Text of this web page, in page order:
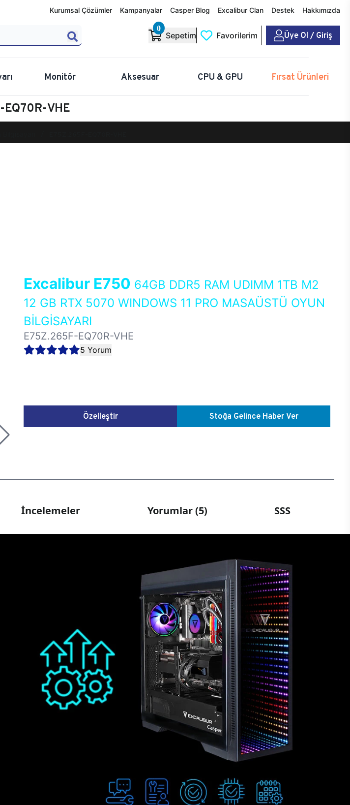
Kurumsal Çözümler Kampanyalar Casper Blog Excalibur Clan Destek Hakkımızda
0
Sepetim Favorilerim Üye Ol / Giriş
Monitör Aksesuar CPU & GPU Fırsat Ürünleri
VHE
Excalibur E750 64GB DDR5 RAM UDIMM 1TB M2
12 GB RTX 5070 WINDOWS 11 PRO MASAÜSTÜ OYUN
BİLGİSAYARI
E75Z.265F-EQ70R-VHE
5 Yorum
Özelleştir Stoğa Gelince Haber Ver
İncelemeler Yorumlar (5) SSS